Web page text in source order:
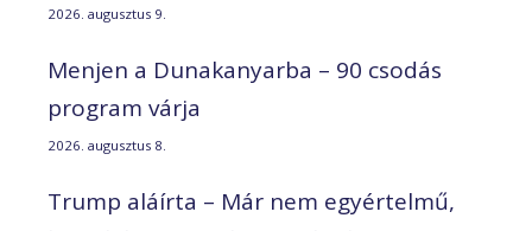
2026. augusztus 9.
Menjen a Dunakanyarba – 90 csodás
program várja
2026. augusztus 8.
Trump aláírta – Már nem egyértelmű,